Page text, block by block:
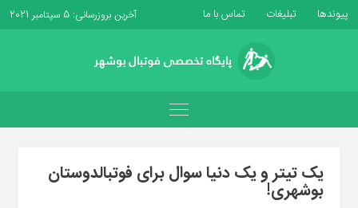
پیوندها تبلیغات تماس با ما آخرین بروزرسانی: 5 سپتامبر 2021
یک تیتر و یک دنیا سوال برای فوتبالدوستان
بوشهری!